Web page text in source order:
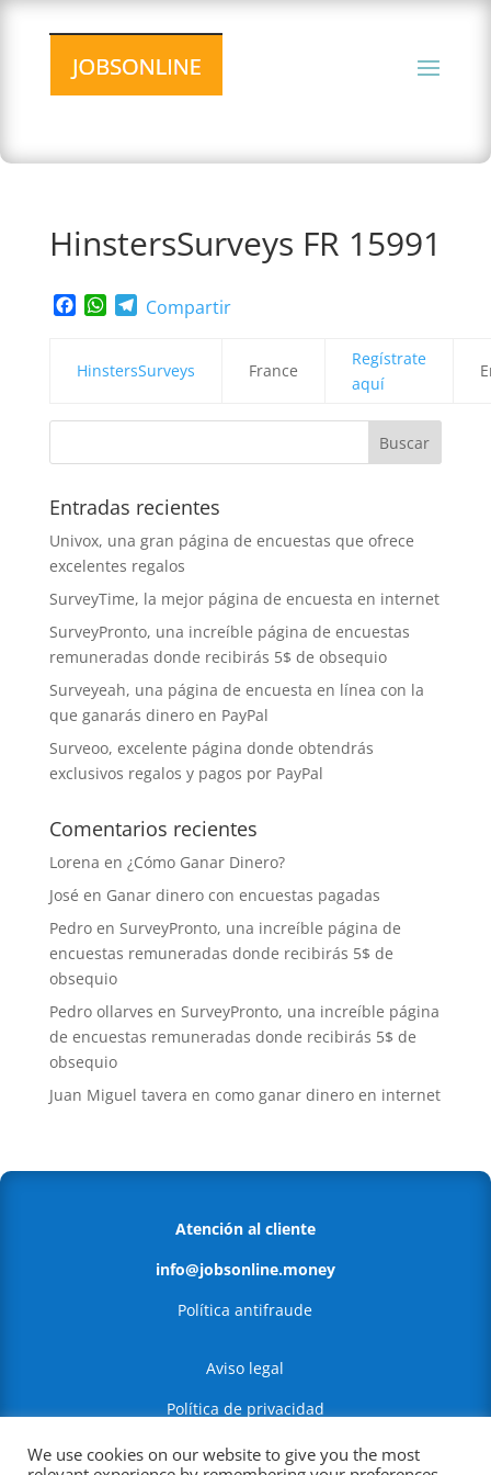
HinstersSurveys FR 15991
Facebook
WhatsApp
Telegram
Compartir
HinstersSurveys France
Regístrate
aquí
Entradas recientes
Univox, una gran página de encuestas que ofrece
excelentes regalos
SurveyTime, la mejor página de encuesta en internet
SurveyPronto, una increíble página de encuestas
remuneradas donde recibirás 5$ de obsequio
Surveyeah, una página de encuesta en línea con la
que ganarás dinero en PayPal
Surveoo, excelente página donde obtendrás
exclusivos regalos y pagos por PayPal
Comentarios recientes
Lorena en ¿Cómo Ganar Dinero?
José en Ganar dinero con encuestas pagadas
Pedroen SurveyPronto, una increíble página de
encuestas remuneradas donde recibirás 5$ de
obsequio
Pedro ollarves en SurveyPronto, una increíble página
de encuestas remuneradas donde recibirás 5$ de
obsequio
Juan Miguel tavera en como ganar dinero en internet
Atención al cliente
info@jobsonline.money
Política antifraude
Aviso legal
Política de privacidad
Política de Cookies
We use cookies on our website to give you the most